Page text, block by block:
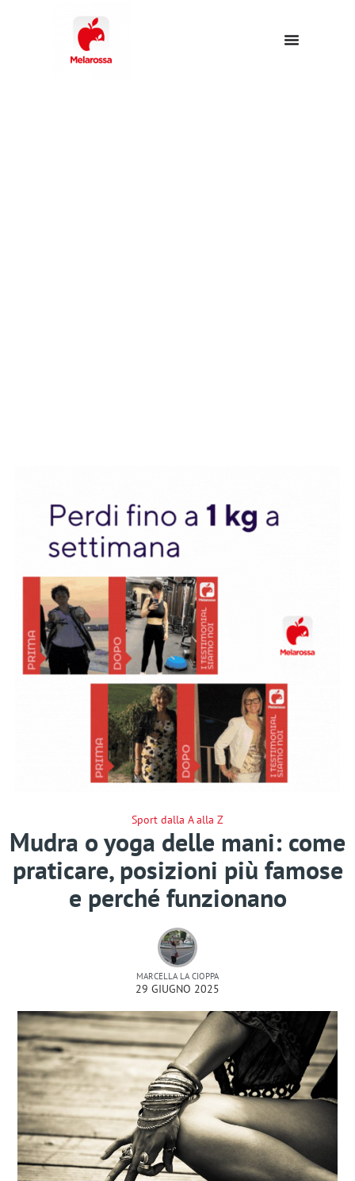
Sport dalla A alla Z
Mudra o yoga delle mani: come
praticare, posizioni più famose
e perché funzionano
MARCELLA LA CIOPPA
29 GIUGNO 2025